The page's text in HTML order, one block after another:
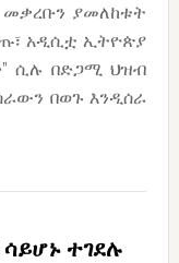
ያመለከቱት
አዲሲቷ ኢትዮጵያ
ሲሉ በድጋሚ ህዝብ
በወጉ እንዲሰራ
ተገደሉ